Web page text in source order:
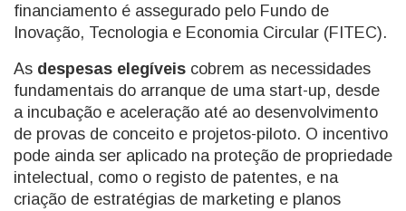
financiamento é assegurado pelo Fundo de
Inovação, Tecnologia e Economia Circular (FITEC).
As despesas elegíveis cobrem as necessidades
fundamentais do arranque de uma start-up, desde
a incubação e aceleração até ao desenvolvimento
de provas de conceito e projetos-piloto. O incentivo
pode ainda ser aplicado na proteção de propriedade
intelectual, como o registo de patentes, e na
criação de estratégias de marketing e planos